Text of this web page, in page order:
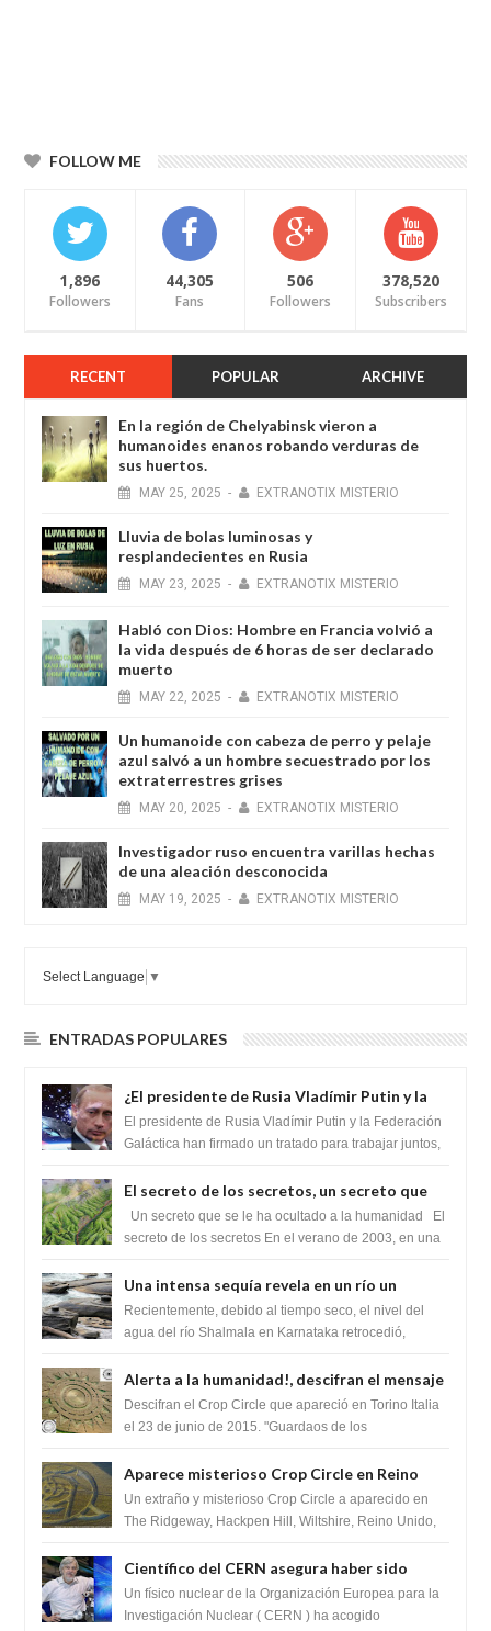
FOLLOW ME
1,896
Followers
44,305
Fans
506
Followers
378,520
Subscribers
RECENT POPULAR ARCHIVE
En la región de Chelyabinsk vieron a
humanoides enanos robando verduras de
sus huertos.
MAY 25, 2025 - EXTRANOTIX MISTERIO
Lluvia de bolas luminosas y
resplandecientes en Rusia
MAY 23, 2025 - EXTRANOTIX MISTERIO
Habló con Dios: Hombre en Francia volvió a
la vida después de 6 horas de ser declarado
muerto
MAY 22, 2025 - EXTRANOTIX MISTERIO
Un humanoide con cabeza de perro у pelaje
azul salvó a un hombre secuestrado por los
extraterrestres grises
MAY 20, 2025 - EXTRANOTIX MISTERIO
Investigador ruso encuentra varillas hechas
de una aleación desconocida
MAY 19, 2025 - EXTRANOTIX MISTERIO
Select Language ▼
ENTRADAS POPULARES
¿El presidente de Rusia Vladímir Putin y la
Federación Galactica han firmado un
tratado para acabar con los Sionistas?
El presidente de Rusia Vladímir Putin y la Federación
Galáctica han firmado un tratado para trabajar juntos,
El secreto de los secretos, un secreto que
cambiaría por completo el destino de la
humanidad
Un secreto que se le ha ocultado a la humanidad El
secreto de los secretos En el verano de 2003, en una
Una intensa sequía revela en un río un
impresionante hallazgo de miles de Shiva
Lingas
Recientemente, debido al tiempo seco, el nivel del
agua del río Shalmala en Karnataka retrocedió,
Alerta a la humanidad!, descifran el mensaje
del Crop Circle de Torino ,Italia
Descifran el Crop Circle que apareció en Torino Italia
el 23 de junio de 2015. "Guardaos de los
Aparece misterioso Crop Circle en Reino
Unido 23 de junio 2016
Un extraño y misterioso Crop Circle a aparecido en
The Ridgeway, Hackpen Hill, Wiltshire, Reino Unido,
Científico del CERN asegura haber sido
ayudado por seres de luz durante una
prueba del Colisionador de Hadrones
Un físico nuclear de la Organización Europea para la
Investigación Nuclear ( CERN ) ha acogido